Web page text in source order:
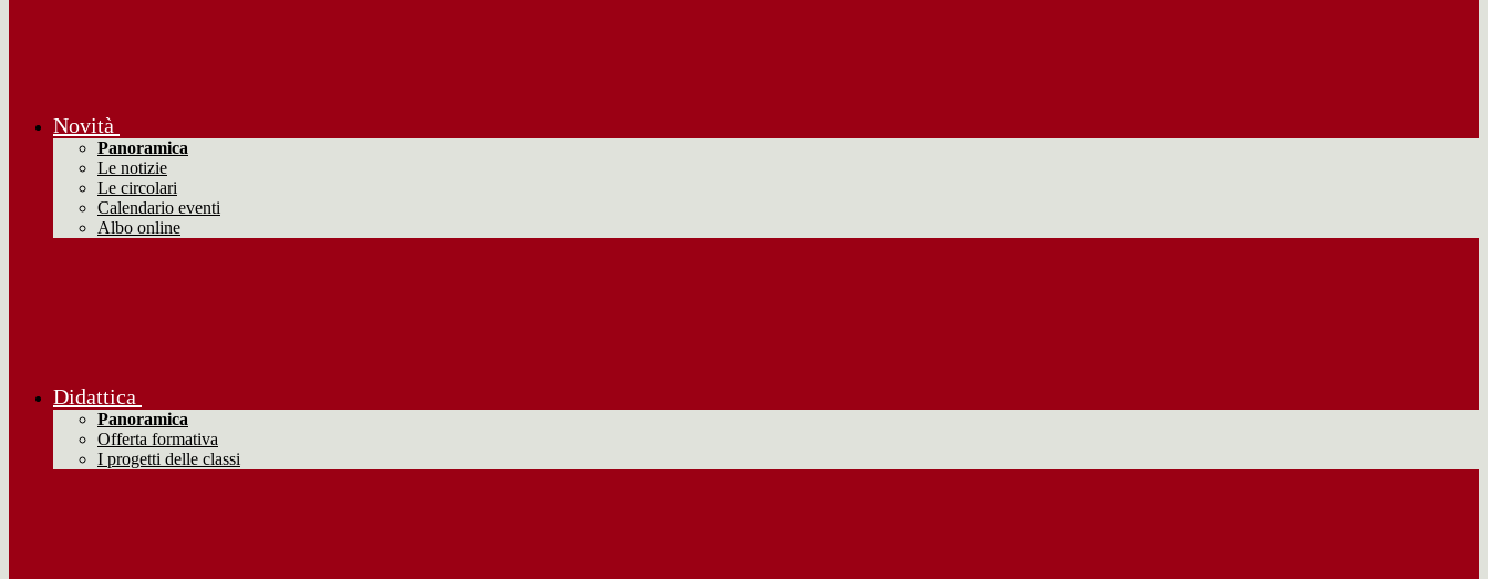
Novità
Panoramica
Le notizie
Le circolari
Calendario eventi
Albo online
Didattica
Panoramica
Offerta formativa
I progetti delle classi